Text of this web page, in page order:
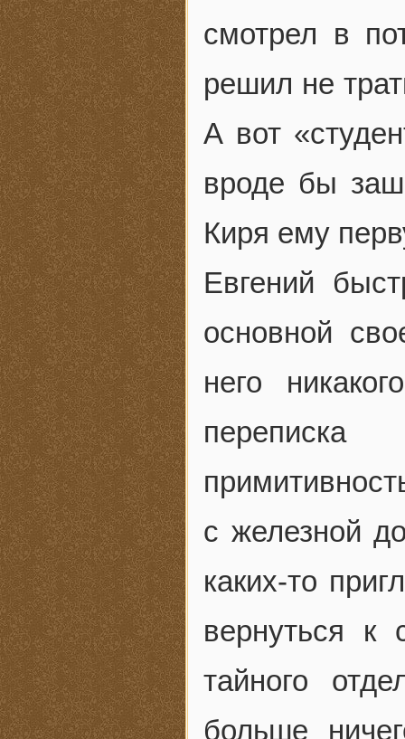
смотрел в
решил не
А вот
вроде бы
Киря ему
Евгений
основной
него
с железной
каких-то
вернуться к
тайного
больше